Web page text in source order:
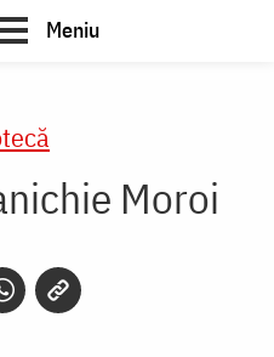
Meniu
Moroi